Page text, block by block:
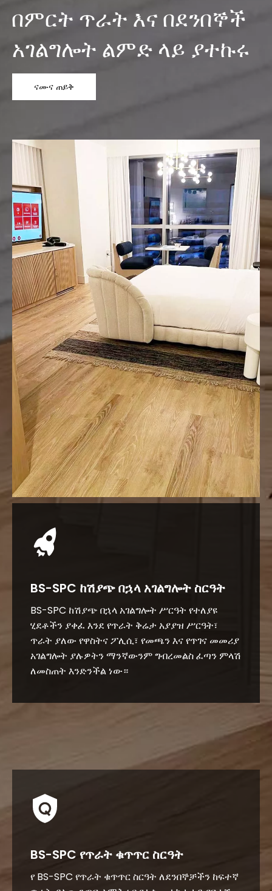
በምርት ጥራት እና በደንበኞች
አገልግሎት ልምድ ላይ ያተኩሩ
ናሙና ጠይቅ
BS-SPC ከሽያጭ በኋላ አገልግሎት ስርዓት
BS-SPC ከሽያጭ በኋላ አገልግሎት ሥርዓት የተለያዩ
ሂደቶችን ያቀፈ እንደ የጥራት ቅሬታ አያያዝ ሥርዓት፣
ጥራት ያለው የዋስትና ፖሊሲ፣ የመጫን እና የጥገና መመሪያ
አገልግሎት ያሉዎትን ማንኛውንም ግብረመልስ ፈጣን ምላሽ
ለመስጠት እንድንችል ነው።
BS-SPC የጥራት ቁጥጥር ስርዓት
የ BS-SPC የጥራት ቁጥጥር ስርዓት ለደንበኞቻችን ከፍተኛ